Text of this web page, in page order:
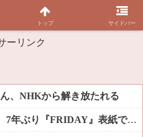
ーリンク
、NHKから解き放たれる
【画像】 小倉ゆうか(27)さん、7年ぶり『FRIDAY』表紙で神ボディ大解放
トップ サイドバー